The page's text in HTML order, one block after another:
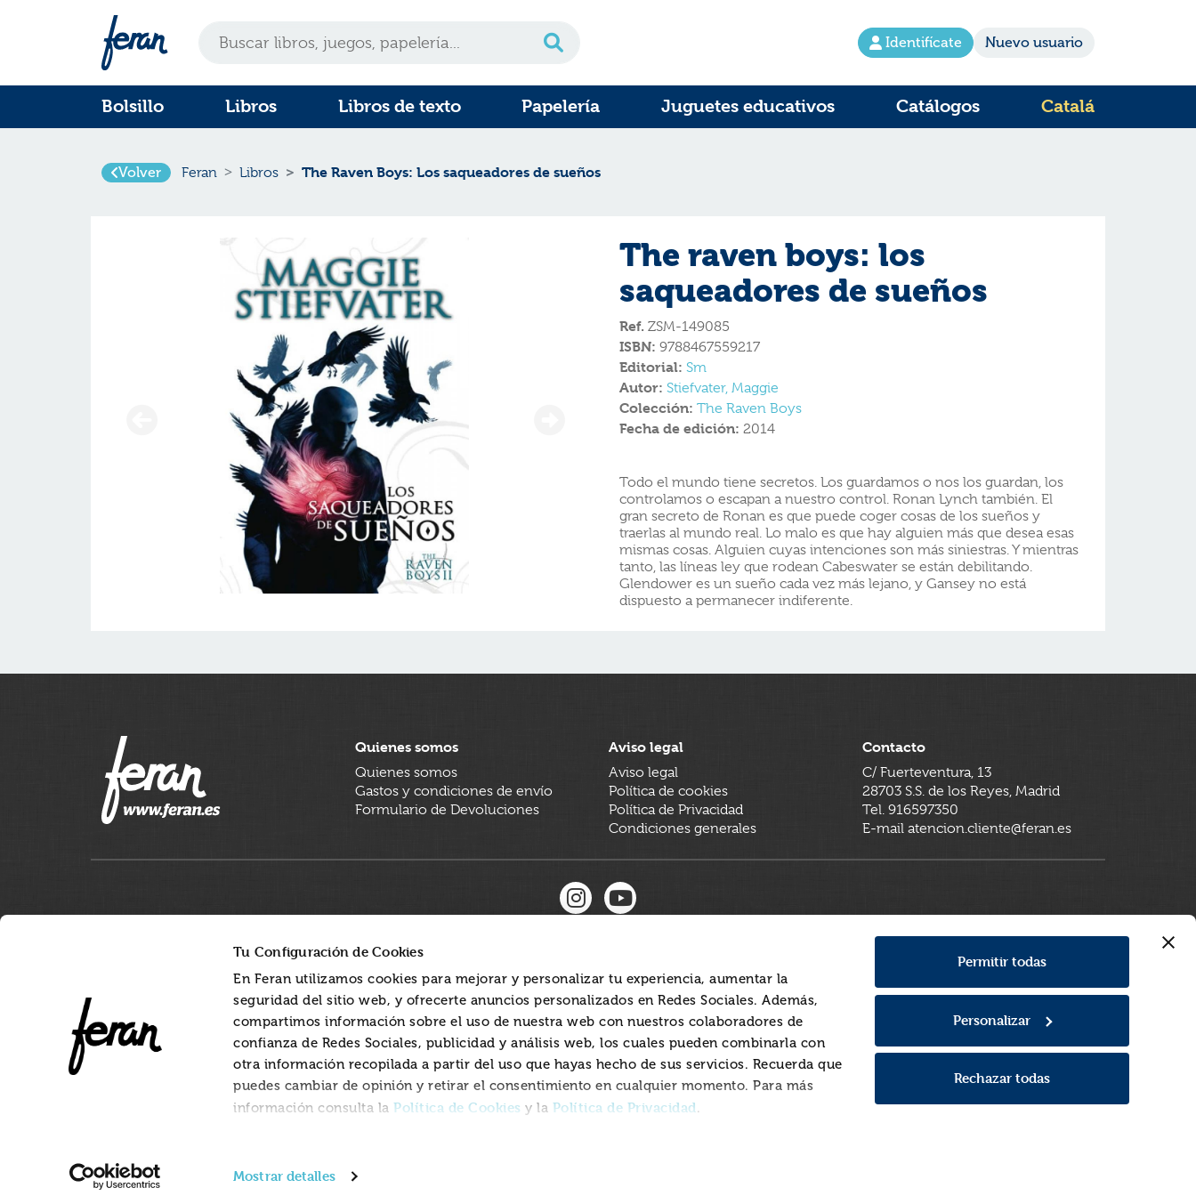
Tu Configuración de Cookies
En Feran utilizamos cookies para mejorar y personalizar tu experiencia, aumentar la
seguridad del sitio web, y ofrecerte anuncios personalizados en Redes Sociales. Además,
compartimos información sobre el uso de nuestra web con nuestros colaboradores de
confianza de Redes Sociales, publicidad y análisis web, los cuales pueden combinarla con
otra información recopilada a partir del uso que hayas hecho de sus servicios. Recuerda que
puedes cambiar de opinión y retirar el consentimiento en cualquier momento. Para más
información consulta laPolítica de Cookies y la Política de Privacidad.
Mostrar detalles
Permitir todas
Personalizar
Rechazar todas
Identifícate Nuevo usuario
Bolsillo Libros Libros de texto Papelería Juguetes educativos Catálogos Catalá
Volver Feran Libros The Raven Boys: Los saqueadores de sueños
The raven boys: los
saqueadores de sueños
Ref. ZSM-149085
ISBN: 9788467559217
Editorial: Sm
Autor: Stiefvater, Maggie
Colección: The Raven Boys
Fecha de edición: 2014
Todo el mundo tiene secretos. Los guardamos o nos los guardan, los
controlamos o escapan a nuestro control. Ronan Lynch también. El
gran secreto de Ronan es que puede coger cosas de los sueños y
traerlas al mundo real. Lo malo es que hay alguien más que desea esas
mismas cosas. Alguien cuyas intenciones son más siniestras. Y mientras
tanto, las líneas ley que rodean Cabeswater se están debilitando.
Glendower es un sueño cada vez más lejano, y Gansey no está
dispuesto a permanecer indiferente.
Quienes somos
Quienes somos
Gastos y condiciones de envío
Formulario de Devoluciones
Aviso legal
Aviso legal
Política de cookies
Política de Privacidad
Condiciones generales
Contacto
C/ Fuerteventura, 13
28703 S.S. de los Reyes, Madrid
Tel. 916597350
E-mail atencion.cliente@feran.es